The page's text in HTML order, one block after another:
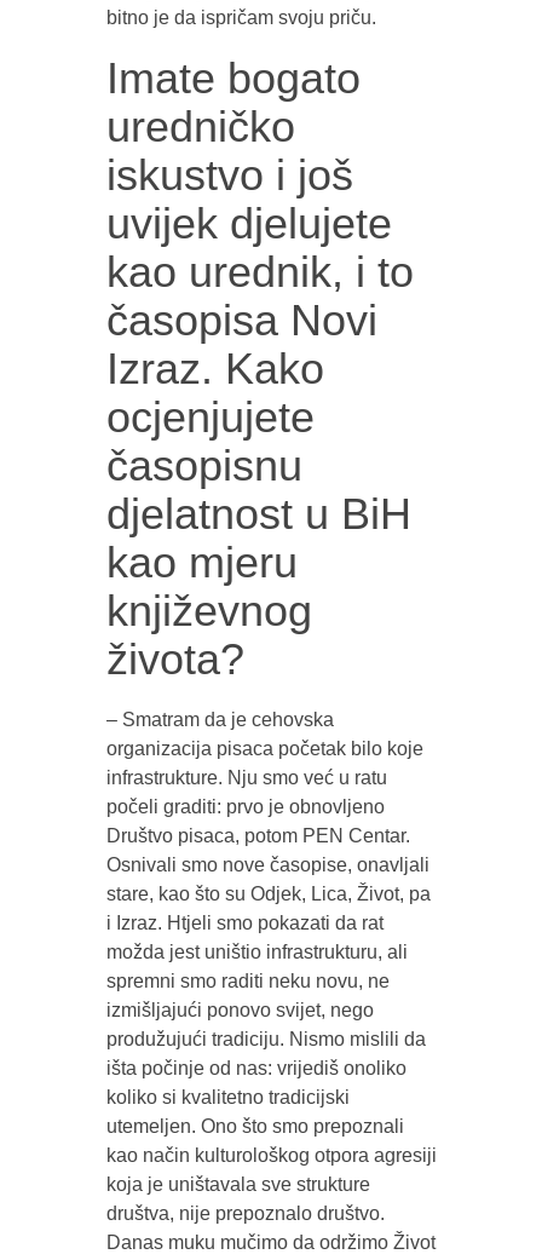
bitno je da ispričam svoju priču.
Imate bogato
uredničko
iskustvo i još
uvijek djelujete
kao urednik, i to
časopisa Novi
Izraz. Kako
ocjenjujete
časopisnu
djelatnost u BiH
kao mjeru
književnog
života?
– Smatram da je cehovska
organizacija pisaca početak bilo koje
infrastrukture. Nju smo već u ratu
počeli graditi: prvo je obnovljeno
Društvo pisaca, potom PEN Centar.
Osnivali smo nove časopise, onavljali
stare, kao što su Odjek, Lica, Život, pa
i Izraz. Htjeli smo pokazati da rat
možda jest uništio infrastrukturu, ali
spremni smo raditi neku novu, ne
izmišljajući ponovo svijet, nego
produžujući tradiciju. Nismo mislili da
išta počinje od nas: vrijediš onoliko
koliko si kvalitetno tradicijski
utemeljen. Ono što smo prepoznali
kao način kulturološkog otpora agresiji
koja je uništavala sve strukture
društva, nije prepoznalo društvo.
Danas muku mučimo da održimo Život